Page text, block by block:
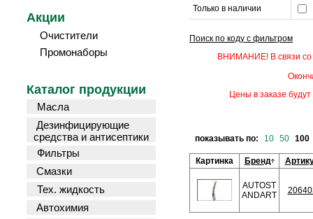
Акции
Очистители
Промонаборы
Каталог продукции
Масла
Дезинфицирующие
средства и антисептики
Фильтры
Смазки
Тех. жидкость
Автохимия
Только в наличии
Поиск по коду с фильтром
ВНИМАНИЕ! В связи со
Цены в заказе
показывать по: 10 50 100
Картинка Бренд
AUTOST
ANDART